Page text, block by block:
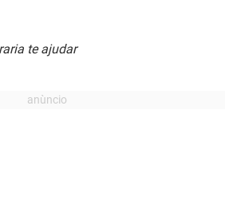
te ajudar